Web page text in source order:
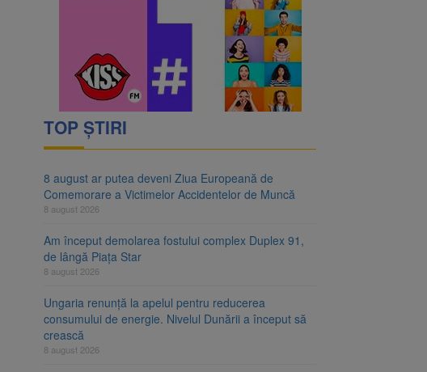
Accidentelor de Muncă
TOP ȘTIRI
8 august ar putea deveni Ziua Europeană de
Comemorare a Victimelor Accidentelor de Muncă
8 august 2026
Am început demolarea fostului complex Duplex 91,
de lângă Piața Star
8 august 2026
Ungaria renunță la apelul pentru reducerea
consumului de energie. Nivelul Dunării a început să
crească
8 august 2026